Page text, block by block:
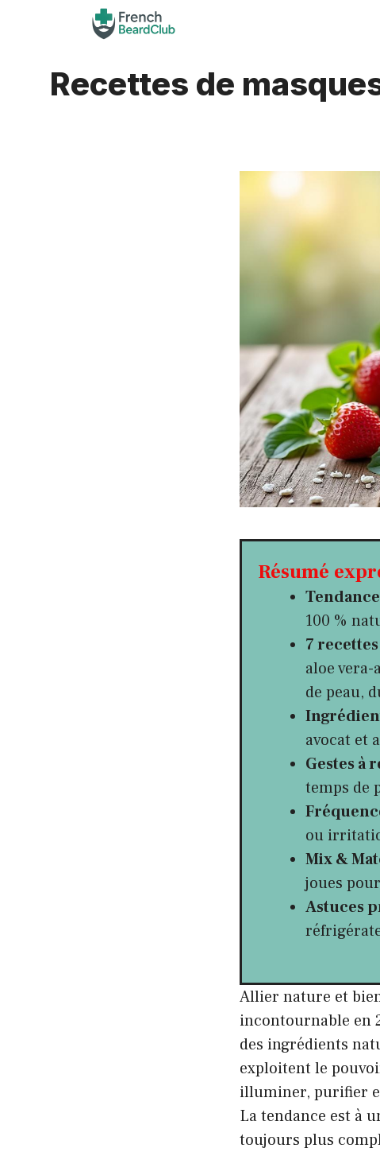
Recettes de
Résumé
100 %
7
aloe
de peau,
avocat et
Gestes à
temps de
ou
Mix &
joues
Astuces
Allier nature et
incontournable en
des ingrédients
exploitent le
illuminer, purifier
La tendance est à
toujours plus